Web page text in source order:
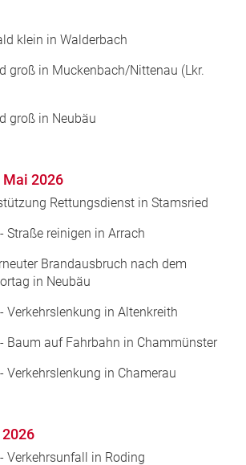
klein in Walderbach
groß in Muckenbach/Nittenau (Lkr.
groß in Neubäu
Mai 2026
Rettungsdienst in Stamsried
Straße reinigen in Arrach
Brandausbruch nach dem
in Neubäu
Verkehrslenkung in Altenkreith
Baum auf Fahrbahn in Chammünster
Verkehrslenkung in Chamerau
Verkehrsunfall in Roding